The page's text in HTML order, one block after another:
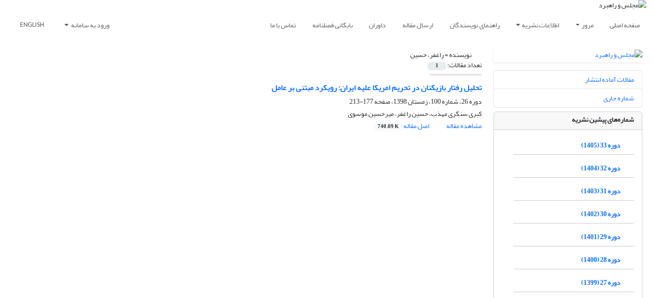
صفحه اصلی مرور اطلاعات نشریه راهنمای نویسندگان ارسال مقاله داوران بایگانی فصلنامه تماس با ما ورود به سامانه ENGLISH
نویسنده =راغفر، حسین
تعداد مقالات: 1
تحلیل رفتار بازیکنان در تحریم امریکا علیه ایران: رویکرد مبتنی بر عامل
دوره 26، شماره 100، زمستان 1398، صفحه
177-213
کبری سنگری مهذب، حسین راغفر، میرحسین موسوی
مشاهده مقاله
اصل مقاله 740.09 K
مقالات آماده انتشار
شماره جاری
شماره‌های پیشین نشریه
دوره 33 (1405)
دوره 32 (1404)
دوره 31 (1403)
دوره 30 (1402)
دوره 29 (1401)
دوره 28 (1400)
دوره 27 (1399)